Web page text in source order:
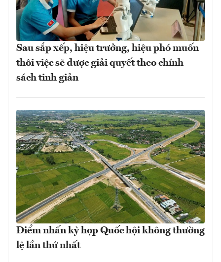
Sau sắp xếp, hiệu trưởng, hiệu phó muốn
thôi việc sẽ được giải quyết theo chính
sách tinh giản
Điểm nhấn kỳ họp Quốc hội không thường
lệ lần thứ nhất